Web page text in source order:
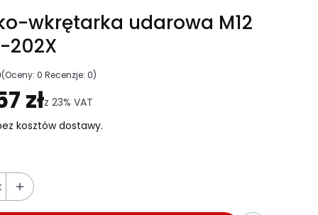
wkrętarka udarowa M12
202X
(Oceny: 0 Recenzje: 0)
do sekcji Opinie
złz 23% VAT
kosztów dostawy.